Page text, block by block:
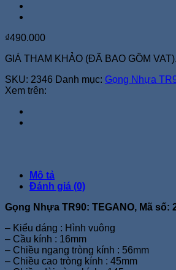
₫490.000
GIÁ THAM KHẢO (ĐÃ BAO GỒM VAT).
SKU: 2346 Danh mục: Gọng Nhựa
Xem trên:
Mô tả
Đánh giá (0)
Gọng Nhựa TR90: TEGANO, Mã số:
– Kiểu dáng : Hình vuông
– Cầu kính : 16mm
– Chiều ngang tròng kính : 56mm
– Chiều cao tròng kính : 45mm